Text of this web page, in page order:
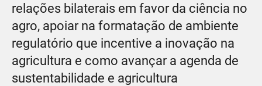
relações bilaterais em favor da ciência no
agro, apoiar na formatação de ambiente
regulatório que incentive a inovação na
agricultura e como avançar a agenda de
sustentabilidade e agricultura